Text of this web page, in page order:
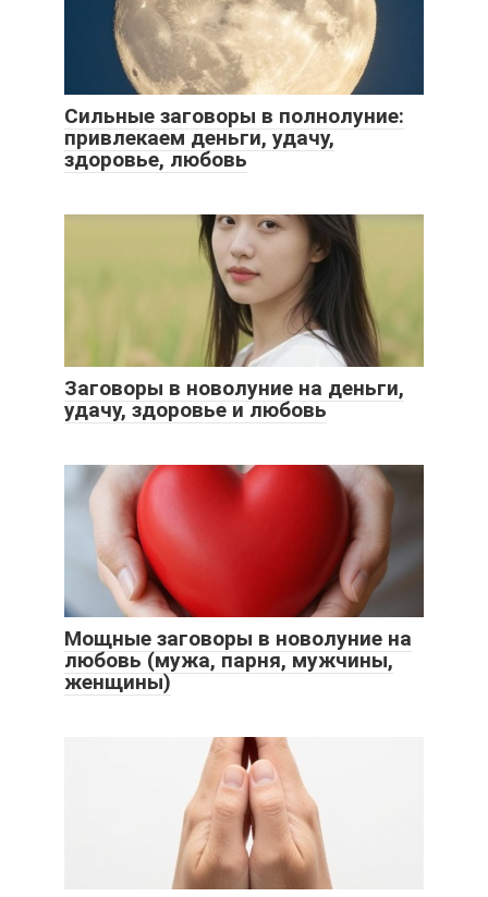
Сильные заговоры в полнолуние:
привлекаем деньги, удачу,
здоровье, любовь
Заговоры в новолуние на деньги,
удачу, здоровье и любовь
Мощные заговоры в новолуние на
любовь (мужа, парня, мужчины,
женщины)